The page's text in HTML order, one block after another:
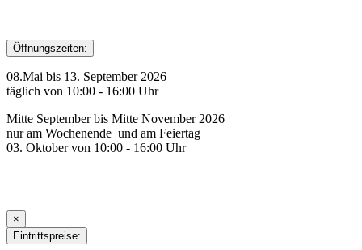
Öffnungszeiten:
08.Mai bis 13. September 2026
täglich von 10:00 - 16:00 Uhr
Mitte September bis Mitte November 2026
nur am Wochenende und am Feiertag
03. Oktober von 10:00 - 16:00 Uhr
×
Eintrittspreise: